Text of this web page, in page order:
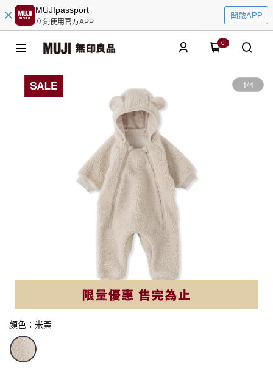
MUJIpassport
立刻使用官方APP
開啟APP
0
1/4
顏色：米黃